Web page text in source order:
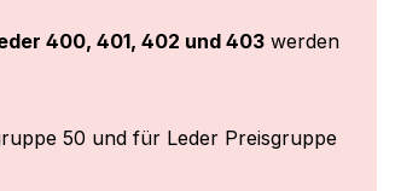
400, 401, 402 und 403 werden
50 und für Leder Preisgruppe